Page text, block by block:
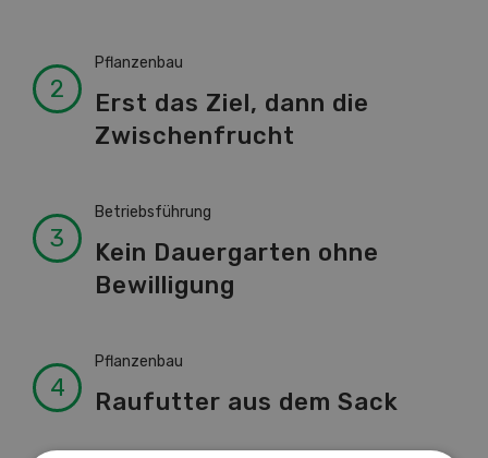
Pflanzenbau
Erst das Ziel, dann die
Zwischenfrucht
Betriebsführung
Kein Dauergarten ohne
Bewilligung
Pflanzenbau
Raufutter aus dem Sack